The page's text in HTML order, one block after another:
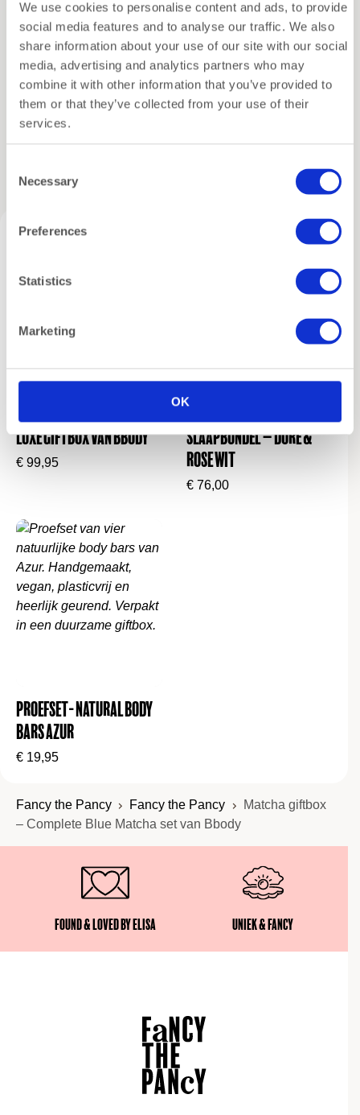
We use cookies to personalise content and ads, to provide
social media features and to analyse our traffic. We also
share information about your use of our site with our social
media, advertising and analytics partners who may
combine it with other information that you’ve provided to
them or that they’ve collected from your use of their
services.
Selection
Necessary
Preferences
Statistics
Marketing
OK
smaak én eenvoud. Ideaal als cadeau voor een
theeliefhebber die al genoeg theemokken heeft.
✨ Wat zit er in deze set?
✔ Blue matcha – een zijdezacht, cafeïnevrij
schuimlaag
✔ Fijnmazige zeef – voorkomt klontjes
📖 Inclusief instructie – ook voor beginners
💚 Waarom dit hét cadeau voor theeliefhebbers
Luxe verpakt – direct klaar om te geven
Zeldzaam: blue matcha is nog onbekend, maar
Mooi én mindful – past perfect in een slow
🎁 Fancy verpakt – stijlvol genoeg om te houden,
speciaal genoeg om te geven
🚚 Voor 15:00 besteld = vandaag verzonden
✨ Liever klassiek groen? Ontdek ook onze
anderematcha cadeausets
Specificaties
Verzending
Inpakservice
Gerelateerde producten
Ceremonial matcha set –
Luxe Giftbox van Bbody
€ 99,95
slaapbundel – Dore &
Rose wit
€76,00
Proefset- Natural Body
Bars Azur
€ 19,95
Fancy the Pancy Fancy the Pancy
Matcha giftbox
– Complete Blue Matcha set van Bbody
Found & Loved by Elisa Uniek & Fancy